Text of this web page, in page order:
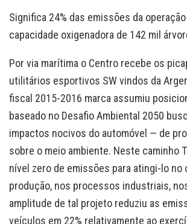
Significa 24% das emissões da
capacidade oxigenadora de 142 mil
Por via marítima o Centro recebe os
utilitários esportivos SW vindos da
fiscal 2015-2016 marca assumiu
baseado no Desafio Ambiental 2050
impactos nocivos do automóvel — de
sobre o meio ambiente. Neste caminho
nível zero de emissões para atingi-lo no
produção, nos processos industriais,
amplitude de tal projeto reduziu as
veículos em 22% relativamente ao